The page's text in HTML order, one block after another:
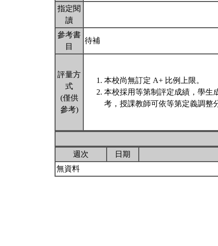
指定閱
讀
參考書
目
待補
評量方
式
(僅供
參考)
本校尚無訂定 A+ 比例上限。
本校採用等第制評定成績，學生
考，授課教師可依等第定義調整
週次
日期
無資料